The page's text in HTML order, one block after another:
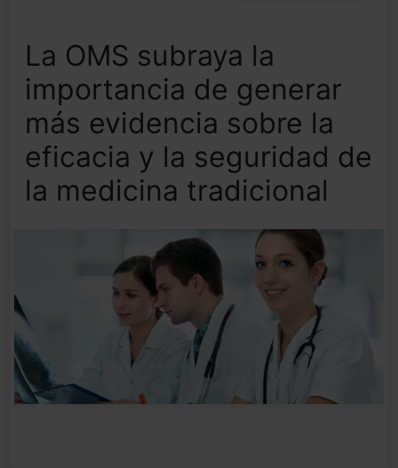
La OMS subraya la
importancia de generar
más evidencia sobre la
eficacia y la seguridad de
la medicina tradicional